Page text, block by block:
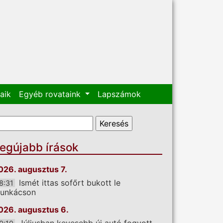
Egyéb rovataink Lapszámok
űrlap
írások
augusztus 7.
Ismét ittas sofőrt bukott le
augusztus 6.